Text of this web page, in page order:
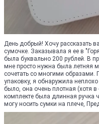
День добрый! Хочу рассказать
сумочке. Заказывала я ее в
была буквально 200 рублей. В
мне просто нужна была летняя
сочетать со многими образами.
упаковку, я обнаружила
было, она очень плотная (хотя
комплекте была длинная ручка
могу носить сумки на плече,